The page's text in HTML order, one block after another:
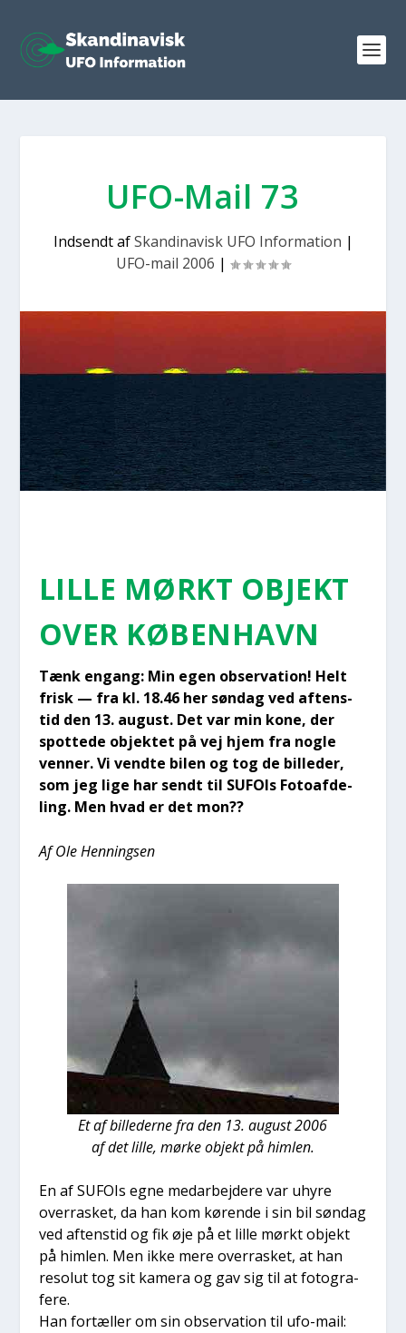
UFO-Mail 73
Indsendt afSkandinavisk UFO Information |
UFO-mail 2006 |
LIL­LE MØRKT OBJEKT
OVER KØBEN­HAVN
Tænk engang: Min egen obser­va­tion! Helt
frisk — fra kl. 18.46 her søn­dag ved aften­s­
tid den 13. august. Det var min kone, der
spot­te­de objek­tet på vej hjem fra nog­le
ven­ner. Vi vend­te bilen og tog de bil­le­der,
som jeg lige har sendt til SUFOIs Foto­af­de­
ling. Men hvad er det mon??
Af Ole Hen­nings­en
Et af bil­le­der­ne fra den 13. august 2006
af det lil­le, mør­ke objekt på him­len.
En af SUFOIs egne med­ar­bej­de­re var uhy­re
over­ra­sket, da han kom køren­de i sin bil søn­dag
ved aften­s­tid og fik øje på et lil­le mørkt objekt
på him­len. Men ikke mere over­ra­sket, at han
reso­lut tog sit kame­ra og gav sig til at foto­gra­
fe­re.
Han for­tæl­ler om sin obser­va­tion til ufo-mail: